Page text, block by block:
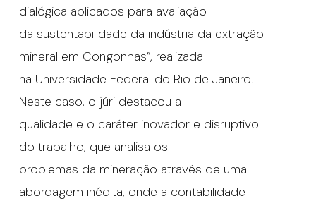
dialógica aplicados para avaliação
da sustentabilidade da indústria da extração
mineral em Congonhas”, realizada
na Universidade Federal do Rio de Janeiro.
Neste caso, o júri destacou a
qualidade e o caráter inovador e disruptivo
do trabalho, que analisa os
problemas da mineração através de uma
abordagem inédita, onde a contabilidade